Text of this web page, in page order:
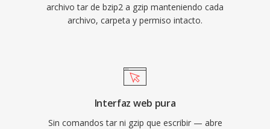
archivo tar de bzip2 a gzip manteniendo cada
archivo, carpeta y permiso intacto.
Interfaz web pura
Sin comandos tar ni gzip que escribir — abre